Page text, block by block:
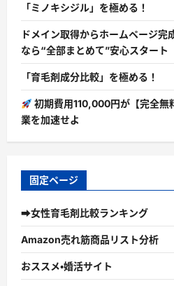
「ミノキシジル」を極める！
ドメイン取得からホームページ完
なら“全部まとめて”安心スタート
「育毛剤成分比較」を極める！
初期費用110,000円が【完全
業を加速せよ
固定ページ
➡女性育毛剤比較ランキング
Amazon売れ筋商品リスト分析
おススメ・婚活サイト